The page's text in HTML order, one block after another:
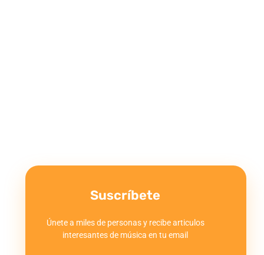
Suscríbete
Únete a miles de personas y recibe articulos
interesantes de música en tu email